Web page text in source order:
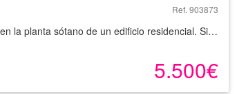
Ref. 903873
Plaza de parking ubicada en la planta sótano de un edificio residencial. Situado en el centro de la localidad, a pocos metros de la Plaza de la Constitución y en una zona con servicios de todo tipo. Solicita más información sin compromiso.
5.500€